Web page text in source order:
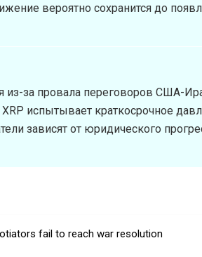
вероятно сохранится до
из-за провала переговоров США-
испытывает краткосрочное
зависят от юридического
fail to reach war resolution